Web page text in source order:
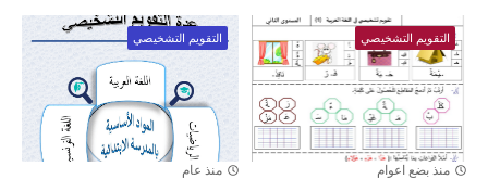
التقويم التشخيصي
منذ بضع اعوام
التقويم التشخيصي
منذ عام